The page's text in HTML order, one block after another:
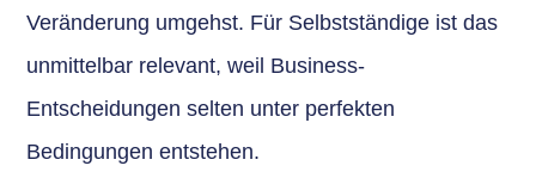
Veränderung umgehst. Für Selbstständige ist das
unmittelbar relevant, weil Business-
Entscheidungen selten unter perfekten
Bedingungen entstehen.